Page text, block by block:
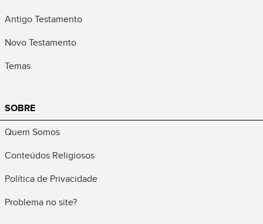
Antigo Testamento
Novo Testamento
Temas
SOBRE
Quem Somos
Conteúdos Religiosos
Política de Privacidade
Problema no site?